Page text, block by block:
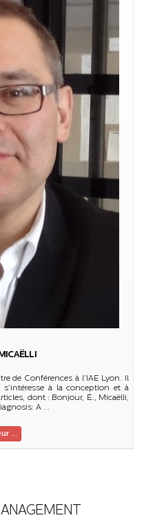
de Conférences à l’IAE Lyon. Il
à la conception et à
dont : Bonjour, É., Micaëlli,
A ...
...